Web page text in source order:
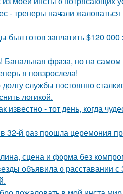
- тренеры начали
был готов заплатить $120
Банальная фраза, но на
я повзрослела!
службы постоянно
логикой.
известно - тот день, когда
32-й раз прошла церемония
сцена и форма без
объявила о расставании